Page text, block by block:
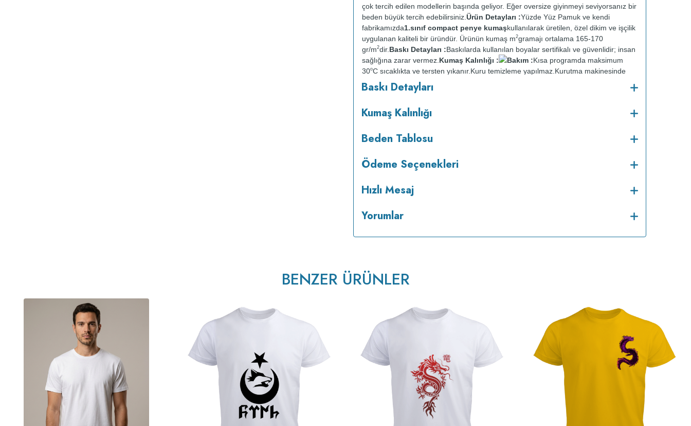
çok tercih edilen modellerin başında geliyor. Eğer oversize giyinmeyi seviyorsanız bir
beden büyük tercih edebilirsiniz. Ürün Detayları :Yüzde Yüz Pamuk ve kendi
fabrikamızda1.sınıf compact penye kumaşkullanılarak üretilen, özel dikim ve işçilik
uygulanan kaliteli bir üründür. Ürünün kumaş m2gramajı ortalama 165-170
gr/m2dir. Baskı Detayları :Baskılarda kullanılan boyalar sertifikalı ve güvenlidir; insan
sağlığına zarar vermez. Kumaş Kalınlığı : Bakım :Kısa programda maksimum
30oC sıcaklıkta ve tersten yıkanır. Kuru temizleme yapılmaz. Kurutma makinesinde
kurutulmaz.
Orta ısıda ve tersten ütülenir.
Baskı Detayları
Kumaş Kalınlığı
Beden Tablosu
Ödeme Seçenekleri
Hızlı Mesaj
Yorumlar
BENZER ÜRÜNLER